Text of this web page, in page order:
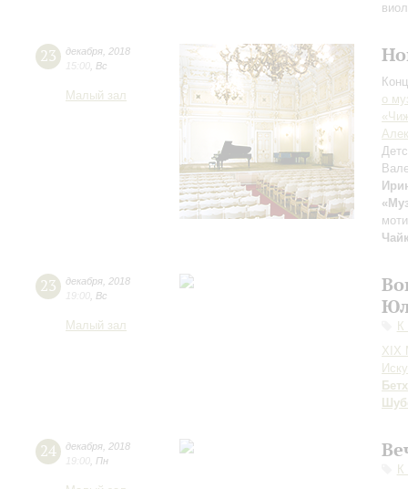
23 декабря 2018
15:00 Вс
Малый зал
о
23 декабря 2018
19:00 Вс
Малый зал
XIX
24 декабря 2018
19:00 Пн